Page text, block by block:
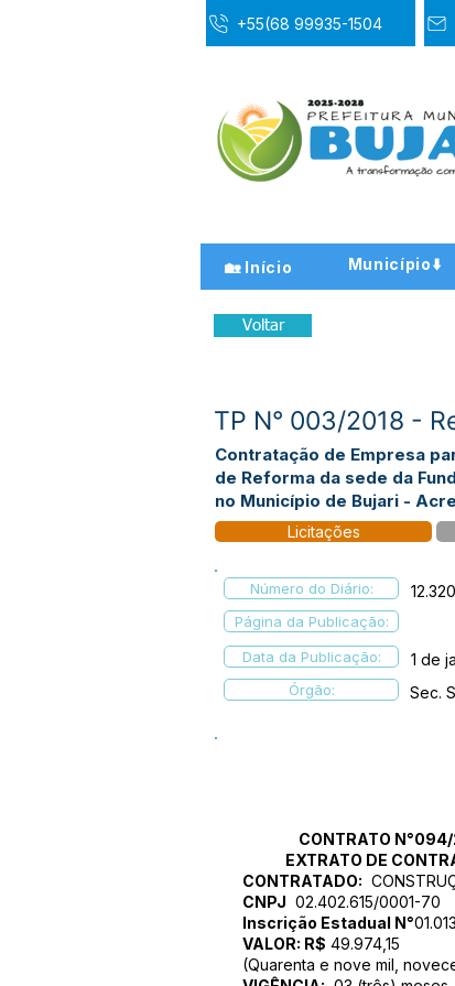
+55(68 99935-1504
🏡 Início Município⬇️
Voltar
TP N° 003/2018 -
Contratação de Empresa
de Reforma da sede da
no Município de Bujari -
Licitações
Número do Diário: 12.320
Página da Publicação:
Data da Publicação:
1 de
Órgão: Sec.
CONTRATO
EXTRATO DE
CONTRATADO:
CNPJ 02.402.615/0001-70
Inscrição Estadual N°
VALOR: R$ 49.974,15
(Quarenta e nove mil,